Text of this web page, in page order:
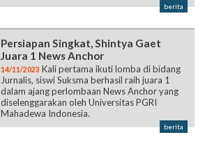
berita
Persiapan Singkat, Shintya Gaet
Juara 1 News Anchor
14/11/2023 Kali pertama ikuti lomba di bidang
Jurnalis, siswi Suksma berhasil raih juara 1
dalam ajang perlombaan News Anchor yang
diselenggarakan oleh Universitas PGRI
Mahadewa Indonesia.
berita